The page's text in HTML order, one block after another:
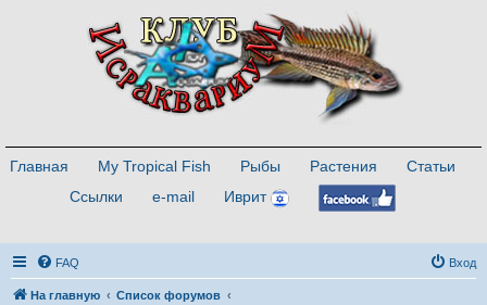
Главная My Tropical Fish Рыбы Растения
Статьи
Ссылки
e-mail Иврит
FAQ Вход
На главную Список форумов